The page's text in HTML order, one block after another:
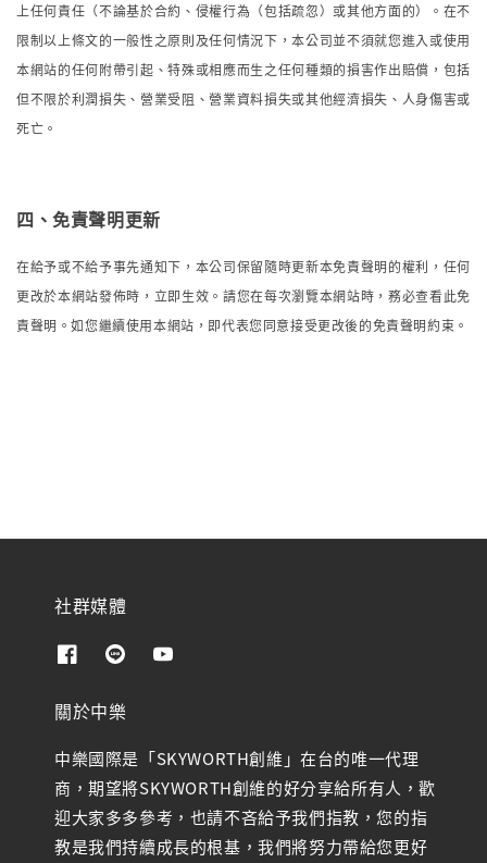
上任何責任（不論基於合約、侵權行為（包括疏忽）或其他方面的）。在不
限制以上條文的一般性之原則及任何情況下，本公司並不須就您進入或使用
本網站的任何附帶引起、特殊或相應而生之任何種類的損害作出賠償，包括
但不限於利潤損失、營業受阻、營業資料損失或其他經濟損失、人身傷害或
死亡。
四、免責聲明更新
在給予或不給予事先通知下，本公司保留隨時更新本免責聲明的權利，任何
更改於本網站發佈時，立即生效。請您在每次瀏覽本網站時，務必查看此免
責聲明。如您繼續使用本網站，即代表您同意接受更改後的免責聲明約束。
社群媒體
關於中樂
中樂國際是「SKYWORTH創維」在台的唯一代理
商，期望將SKYWORTH創維的好分享給所有人，歡
迎大家多多參考，也請不吝給予我們指教，您的指
教是我們持續成長的根基，我們將努力帶給您更好